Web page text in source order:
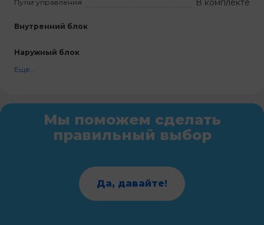
Пульт управления В комплекте
Внутренний блок
Наружный блок
Ещё...
Мы поможем сделать
правильный выбор
Да, давайте!